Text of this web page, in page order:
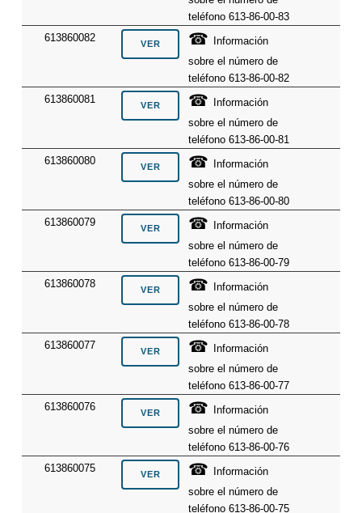
teléfono 613-86-00-83
613860082
☎
Información
sobre el número de
teléfono 613-86-00-82
613860081
☎
Información
sobre el número de
teléfono 613-86-00-81
613860080
☎
Información
sobre el número de
teléfono 613-86-00-80
613860079
☎
Información
sobre el número de
teléfono 613-86-00-79
613860078
☎
Información
sobre el número de
teléfono 613-86-00-78
613860077
☎
Información
sobre el número de
teléfono 613-86-00-77
613860076
☎
Información
sobre el número de
teléfono 613-86-00-76
613860075
☎
Información
sobre el número de
teléfono 613-86-00-75